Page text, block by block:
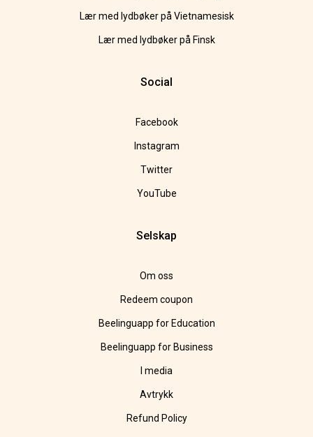
Lær med lydbøker på Vietnamesisk
Lær med lydbøker på Finsk
Social
Facebook
Instagram
Twitter
YouTube
Selskap
Om oss
Redeem coupon
Beelinguapp for Education
Beelinguapp for Business
I media
Avtrykk
Refund Policy